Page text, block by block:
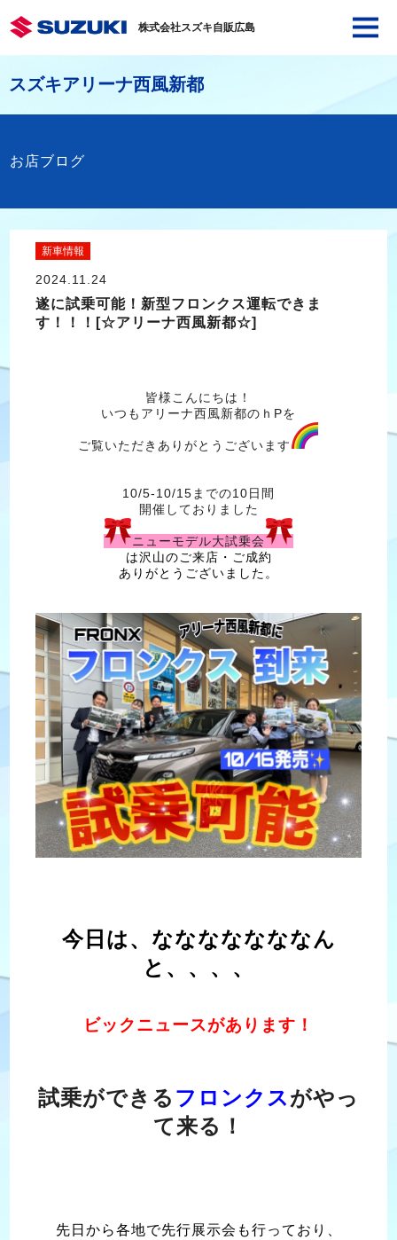
株式会社スズキ自販広島
スズキアリーナ西風新都
お店ブログ
新車情報
2024.11.24
遂に試乗可能！新型フロンクス運転できま
す！！！[☆アリーナ西風新都☆]
皆様こんにちは！
いつもアリーナ西風新都のｈPを
ご覧いただきありがとうございます
10/5-10/15までの10日間
開催しておりました
ニューモデル大試乗会
は沢山のご来店・ご成約
ありがとうございました。
今日は、なななななななん
と、、、、
ビックニュースがあります！
試乗ができる フロンクスがやっ
て来る！
先日から各地で先行展示会も行っており、